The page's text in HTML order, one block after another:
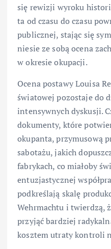
się rewizji wyroku
ta od czasu do czasu
publicznej, stając się
niesie ze sobą ocena
w okresie okupacji.
Ocena postawy Louisa
światowej pozostaje do
intensywnych dyskusji.
dokumenty, które
okupanta, przymusową
sabotażu, jakich
fabrykach, co miałoby
entuzjastycznej
podkreślają skalę
Wehrmachtu i twierdzą,
przyjąć bardziej
kosztem utraty kontroli